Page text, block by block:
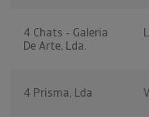
4 Chats - Galeria
De Arte, Lda.
4 Prisma, Lda